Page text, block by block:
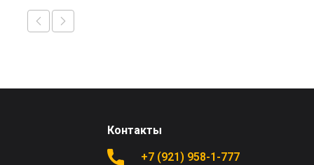
Контакты
+7 (921) 958-1-777